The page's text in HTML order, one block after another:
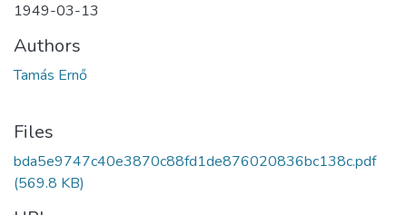
1949-03-13
Authors
Tamás Ernő
Files
bda5e9747c40e3870c88fd1de876020836bc138c.pdf
(569.8 KB)